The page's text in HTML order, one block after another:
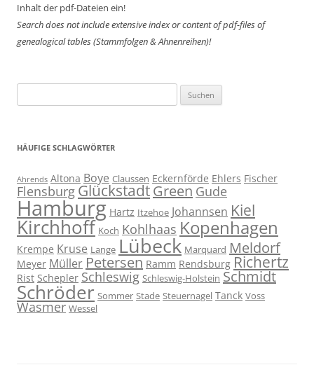
Inhalt der pdf-Dateien ein!
Search does not include extensive index or content ofpdf-files of
genealogical tables (Stammfolgen & Ahnenreihen)!
nach:
HÄUFIGE SCHLAGWÖRTER
Ahrends Altona Boye Claussen Eckernförde Ehlers Fischer
Flensburg GlückstadtGreen Gude
Hamburg Hartz Itzehoe Johannsen Kiel
Kirchhoff Koch Kohlhaas Kopenhagen
Krempe Kruse Lange Lübeck Marquard Meldorf
Meyer Müller Petersen Ramm Rendsburg Richertz
Rist Schepler Schleswig Schleswig-Holstein Schmidt
Schröder Sommer Stade Steuernagel Tanck Voss
Wasmer Wessel